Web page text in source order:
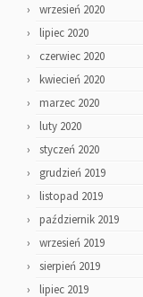
wrzesień 2020
lipiec 2020
czerwiec 2020
kwiecień 2020
marzec 2020
luty 2020
styczeń 2020
grudzień 2019
listopad 2019
październik 2019
wrzesień 2019
sierpień 2019
lipiec 2019